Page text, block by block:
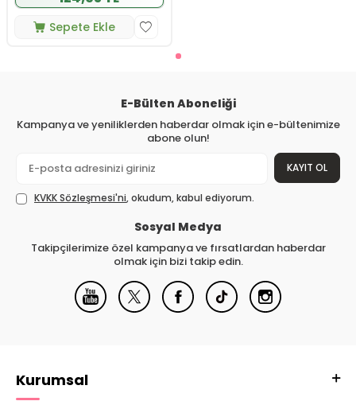
Sepete Ekle
E-Bülten Aboneliği
Kampanya ve yeniliklerden haberdar olmak için e-bültenimize
abone olun!
KAYIT OL
KVKK Sözleşmesi'ni, okudum, kabul ediyorum.
Sosyal Medya
Takipçilerimize özel kampanya ve fırsatlardan haberdar
olmak için bizi takip edin.
Kurumsal